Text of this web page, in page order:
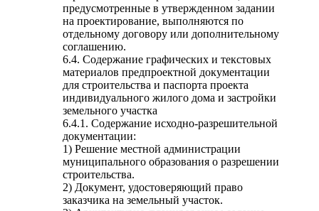
предусмотренные в утвержденном задании
на проектирование, выполняются по
отдельному договору или дополнительному
соглашению.
6.4. Содержание графических и текстовых
материалов предпроектной документации
для строительства и паспорта проекта
индивидуального жилого дома и застройки
земельного участка
6.4.1. Содержание исходно-разрешительной
документации:
1) Решение местной администрации
муниципального образования о разрешении
строительства.
2) Документ, удостоверяющий право
заказчика на земельный участок.